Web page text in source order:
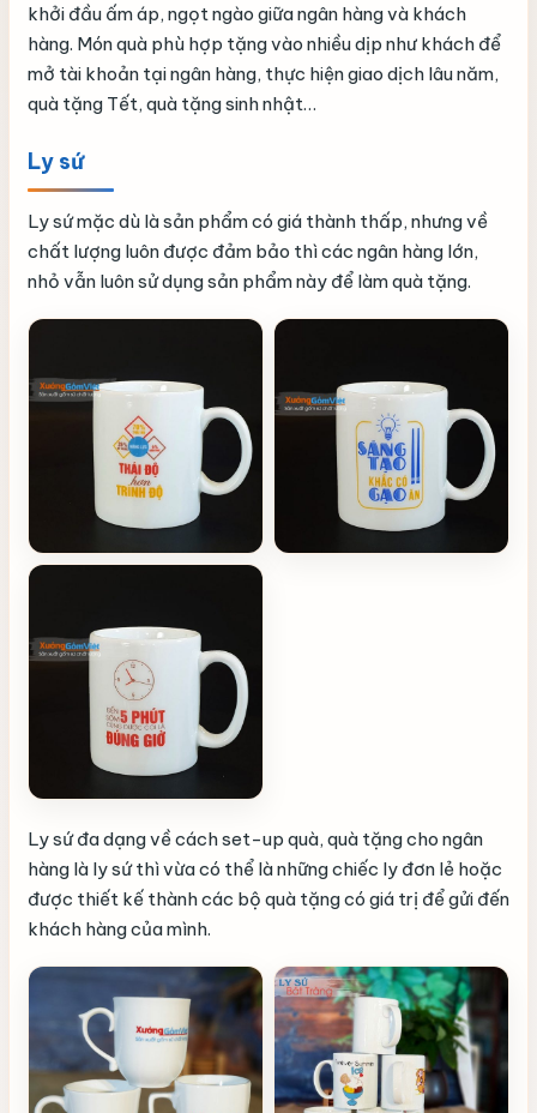
khởi đầu ấm áp, ngọt ngào giữa ngân hàng và khách
hàng. Món quà phù hợp tặng vào nhiều dịp như khách để
mở tài khoản tại ngân hàng, thực hiện giao dịch lâu năm,
quà tặng Tết, quà tặng sinh nhật…
Ly sứ
Ly sứ mặc dù là sản phẩm có giá thành thấp, nhưng về
chất lượng luôn được đảm bảo thì các ngân hàng lớn,
nhỏ vẫn luôn sử dụng sản phẩm này để làm quà tặng.
Ly sứ đa dạng về cách set-up quà, quà tặng cho ngân
hàng là ly sứ thì vừa có thể là những chiếc ly đơn lẻ hoặc
được thiết kế thành các bộ quà tặng có giá trị để gửi đến
khách hàng của mình.